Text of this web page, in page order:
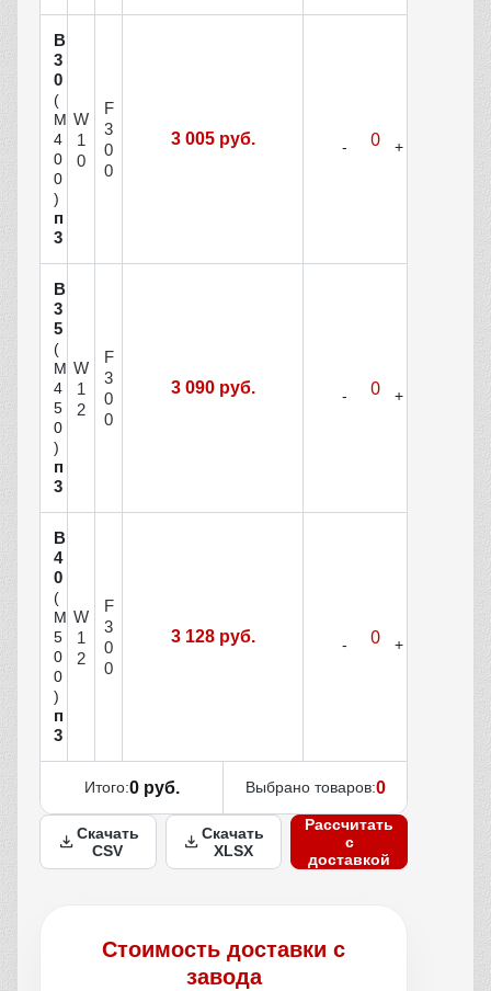
В
3
0
(
М
4
0
0
)
п
3
W
1
0
F
3
0
0
3 005 руб.
В
3
5
(
М
4
5
0
)
п
3
W
1
2
F
3
0
0
3 090 руб.
В
4
0
(
М
5
0
0
)
п
3
W
1
2
F
3
0
0
3 128 руб.
Итого:0 руб. Выбрано товаров:0
Скачать
CSV
Скачать
XLSX
Рассчитать
с
доставкой
Стоимость доставки с
завода